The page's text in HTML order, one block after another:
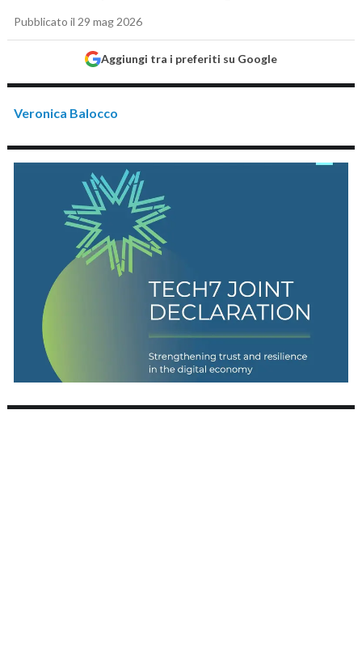
Pubblicato il 29 mag 2026
Aggiungi tra i preferiti su Google
Veronica Balocco